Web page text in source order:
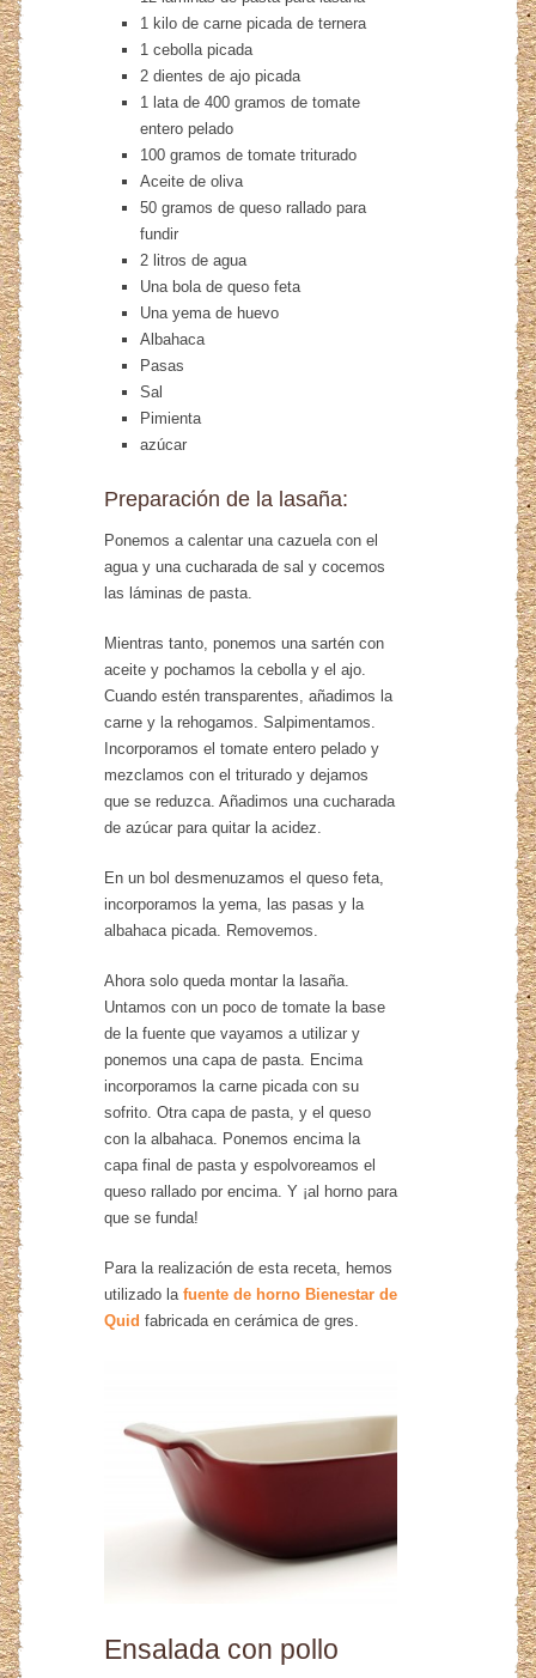
1 kilo de carne picada de ternera
1 cebolla picada
2 dientes de ajo picada
1 lata de 400 gramos de tomate
entero pelado
100 gramos de tomate triturado
Aceite de oliva
50 gramos de queso rallado para
fundir
2 litros de agua
Una bola de queso feta
Una yema de huevo
Albahaca
Pasas
Sal
Pimienta
azúcar
Preparación de la lasaña:
Ponemos a calentar una cazuela con el
agua y una cucharada de sal y cocemos
las láminas de pasta.
Mientras tanto, ponemos una sartén con
aceite y pochamos la cebolla y el ajo.
Cuando estén transparentes, añadimos la
carne y la rehogamos. Salpimentamos.
Incorporamos el tomate entero pelado y
mezclamos con el triturado y dejamos
que se reduzca. Añadimos una cucharada
de azúcar para quitar la acidez.
En un bol desmenuzamos el queso feta,
incorporamos la yema, las pasas y la
albahaca picada. Removemos.
Ahora solo queda montar la lasaña.
Untamos con un poco de tomate la base
de la fuente que vayamos a utilizar y
ponemos una capa de pasta. Encima
incorporamos la carne picada con su
sofrito. Otra capa de pasta, y el queso
con la albahaca. Ponemos encima la
capa final de pasta y espolvoreamos el
queso rallado por encima. Y ¡al horno para
que se funda!
Para la realización de esta receta, hemos
utilizado lafuente de horno Bienestar de
Quid fabricada en cerámica de gres.
Ensalada con pollo